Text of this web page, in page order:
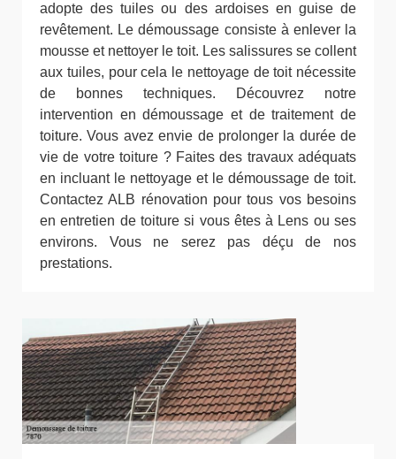
adopte des tuiles ou des ardoises en guise de
revêtement. Le démoussage consiste à enlever la
mousse et nettoyer le toit. Les salissures se collent
aux tuiles, pour cela le nettoyage de toit nécessite
de bonnes techniques. Découvrez notre
intervention en démoussage et de traitement de
toiture. Vous avez envie de prolonger la durée de
vie de votre toiture ? Faites des travaux adéquats
en incluant le nettoyage et le démoussage de toit.
Contactez ALB rénovation pour tous vos besoins
en entretien de toiture si vous êtes à Lens ou ses
environs. Vous ne serez pas déçu de nos
prestations.